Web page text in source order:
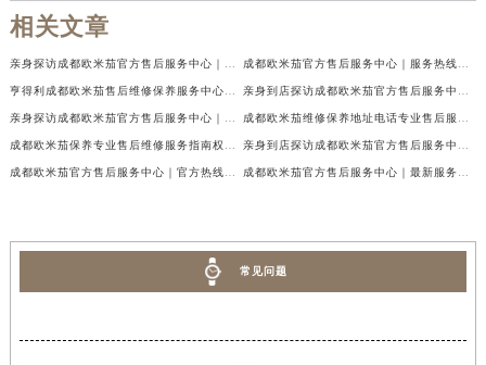
相关文章
亲身探访成都欧米茄官方售后服务中心｜地址与客服服务热线（2026年7月最新） 成都欧米茄官方售后服务中心｜服务热线及全部官方地址权威信息公示（2026年7月最新）
亨得利成都欧米茄售后维修保养服务中心权威公示（2026年7月最新） 亲身到店探访成都欧米茄官方售后服务中心｜最新电话与网点地址（2026年7月最新）
亲身探访成都欧米茄官方售后服务中心｜完整官方热线和详细地址（2026年7月最新） 成都欧米茄维修保养地址电话专业售后服务中心权威公示（2026年7月最新）
成都欧米茄保养专业售后维修服务指南权威公示（2026年7月最新） 亲身到店探访成都欧米茄官方售后服务中心｜最新地址及服务热线（2026年7月最新）
成都欧米茄官方售后服务中心｜官方热线及网点地址权威信息公示（2026年7月最新） 成都欧米茄官方售后服务中心｜最新服务电话及全部官方地址权威信息公示（2026年7月最新）
常见问题